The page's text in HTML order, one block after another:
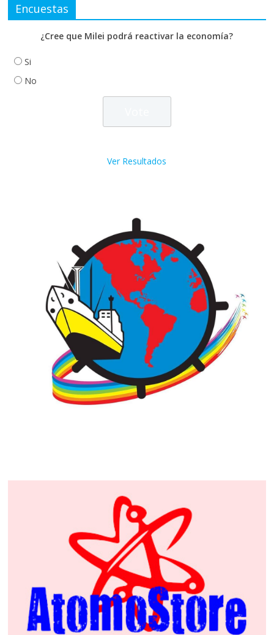
Encuestas
¿Cree que Milei podrá reactivar la economía?
Si
No
Ver Resultados